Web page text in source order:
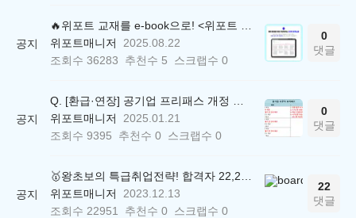
공지
위포트매니저
2025.08.22
조회수 36283 추천수 5 스크랩수 0
0
댓글
공지
위포트매니저
2025.01.21
조회수 9395 추천수 0 스크랩수 0
0
댓글
공지
위포트매니저
2023.12.13
조회수 22951 추천수 0 스크랩수 0
22
댓글